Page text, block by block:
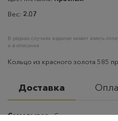
Вес: 2.07
В редких случаях изделие может иметь
и в описании
Кольцо из красного золота 585
Доставка
Самовывоз– бесплатно